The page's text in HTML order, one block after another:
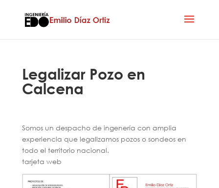
Legalizar Pozo en
Calcena
Somos un despacho de ingenería con amplia
experiencia que legalizamos pozos o sondeos en
todo el territorio nacional.
tarjeta web